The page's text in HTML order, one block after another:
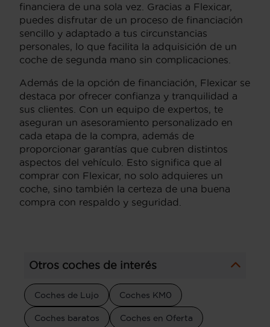
financiera de una sola vez. Gracias a Flexicar,
puedes disfrutar de un proceso de financiación
sencillo y adaptado a tus circunstancias
personales, lo que facilita la adquisición de un
coche de segunda mano sin complicaciones.
Además de la opción de financiación, Flexicar se
destaca por ofrecer confianza y tranquilidad a
sus clientes. Con un equipo de expertos, te
aseguran un asesoramiento personalizado en
cada etapa de la compra, además de
proporcionar garantías que cubren distintos
aspectos del vehículo. Esto significa que al
comprar con Flexicar, no solo adquieres un
coche, sino también la certeza de una buena
compra con respaldo y seguridad.
Otros coches de interés
Coches de Lujo Coches KM0
Coches baratos Coches en Oferta